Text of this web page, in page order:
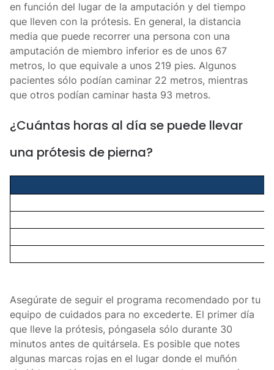
en función del lugar de la amputación y del tiempo
que lleven con la prótesis. En general, la distancia
media que puede recorrer una persona con una
amputación de miembro inferior es de unos 67
metros, lo que equivale a unos 219 pies. Algunos
pacientes sólo podían caminar 22 metros, mientras
que otros podían caminar hasta 93 metros.
¿Cuántas horas al día se puede llevar
una prótesis de pierna?
Asegúrate de seguir el programa recomendado por tu
equipo de cuidados para no excederte. El primer día
que lleve la prótesis, póngasela sólo durante 30
minutos antes de quitársela. Es posible que notes
algunas marcas rojas en el lugar donde el muñón